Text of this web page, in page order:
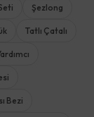
Şezlong
Tatlı Çatalı
Bezi